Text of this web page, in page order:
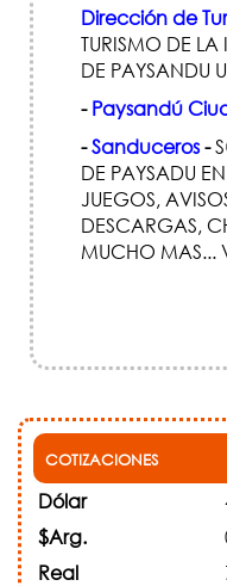
Dirección de
TURISMO DE
DE PAYSANDU
- Paysandú
-Sanduceros-
DE PAYSADU
JUEGOS,
DESCARGAS,
MUCHO MAS...
COTIZACIONES
Dólar
$Arg.
Real